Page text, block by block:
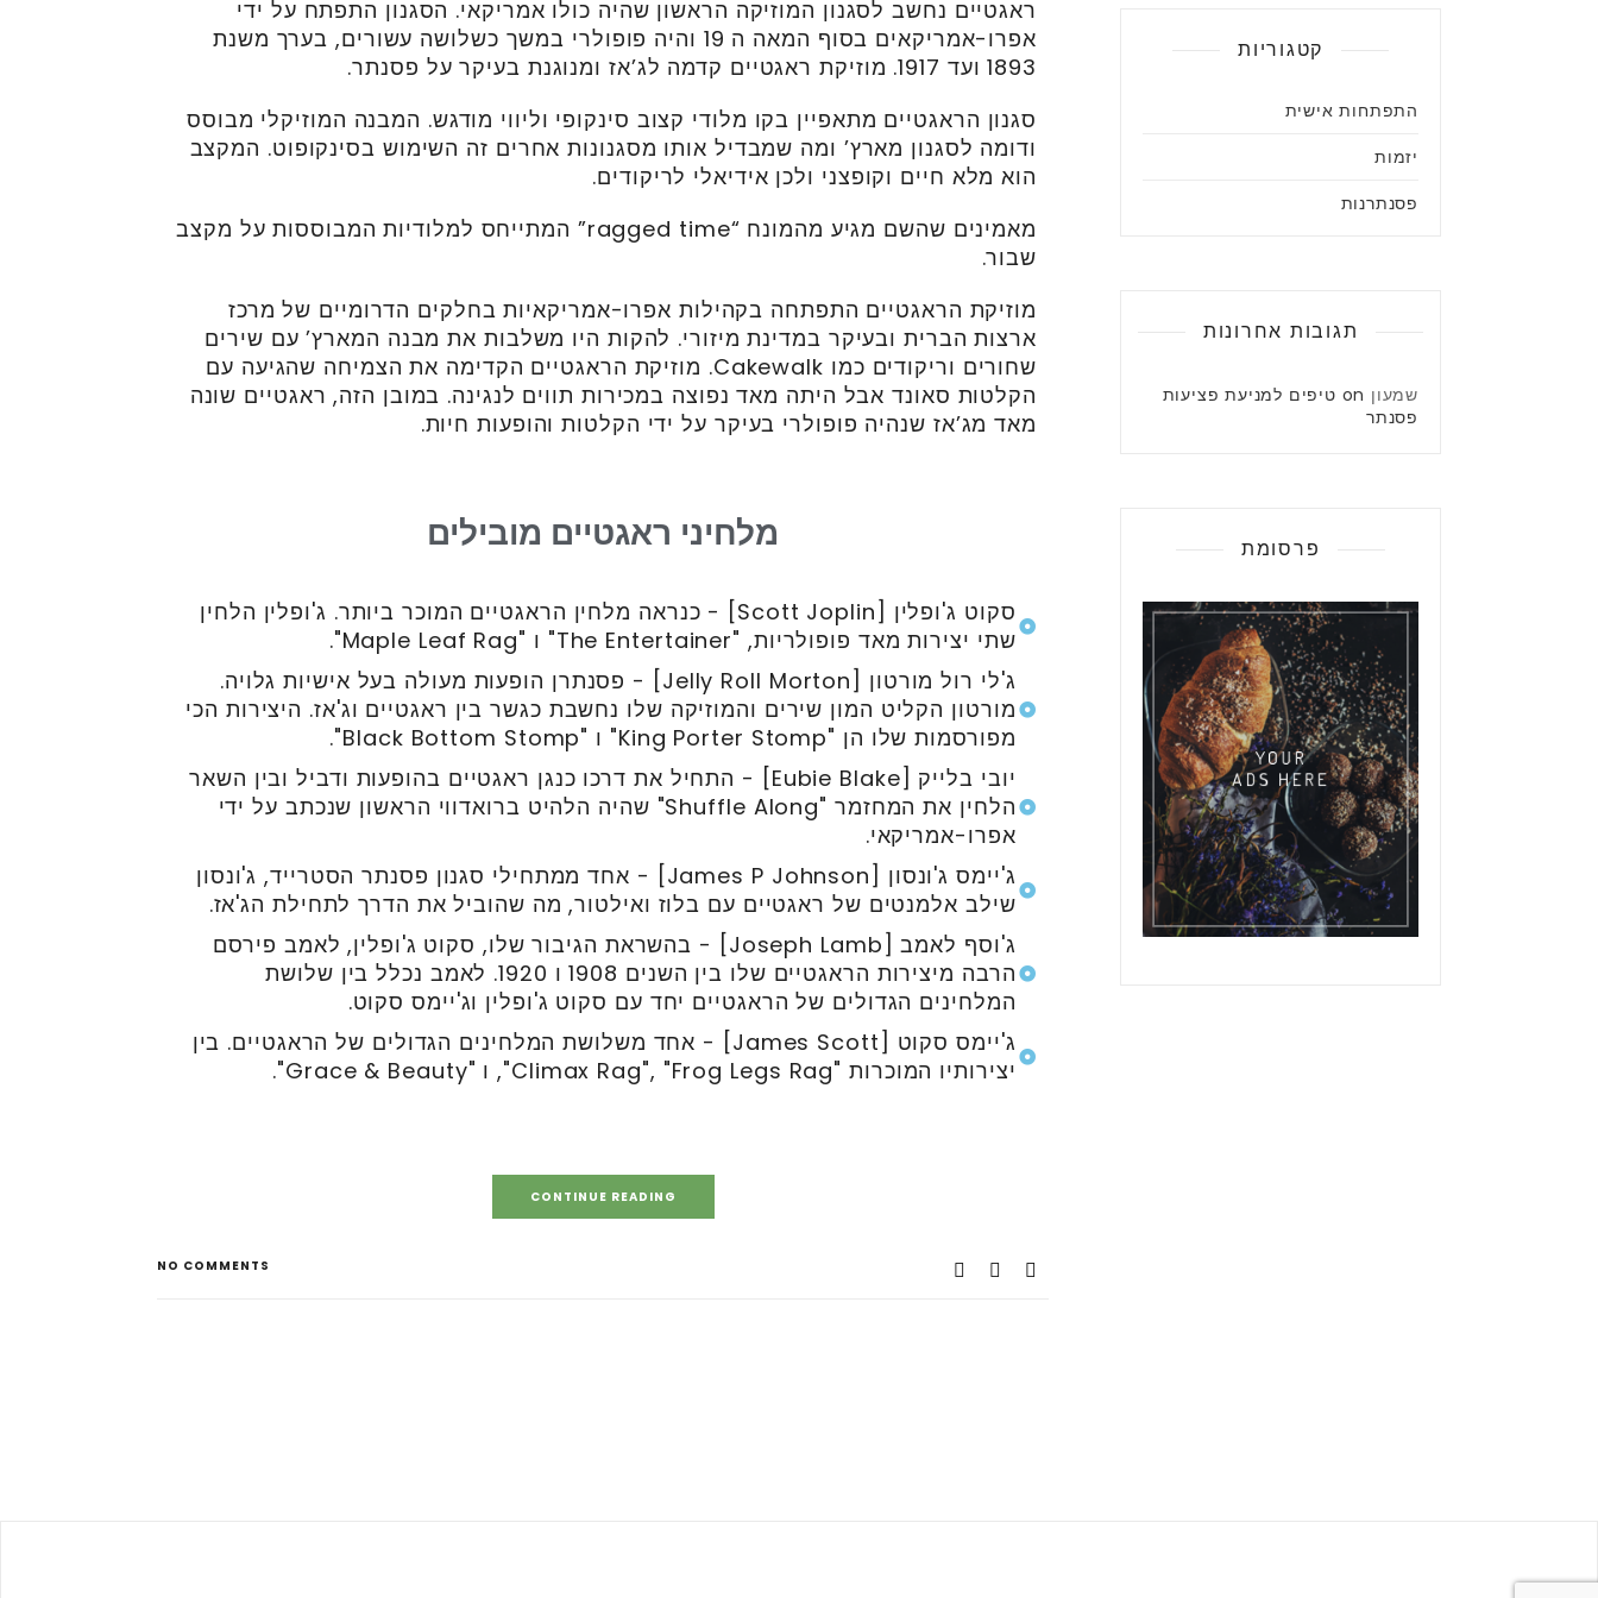
ראגטיים נחשב לסגנון המוזיקה הראשון שהיה כולו אמריקאי. הסגנון התפתח על ידי
אפרו-אמריקאים בסוף המאה ה 19 והיה פופולרי במשך כשלושה עשורים, בערך משנת
1893 ועד 1917. מוזיקת ראגטיים קדמה לג’אז ומנוגנת בעיקר על פסנתר.
סגנון הראגטיים מתאפיין בקו מלודי קצוב סינקופי וליווי מודגש. המבנה המוזיקלי מבוסס
ודומה לסגנון מארץ’ ומה שמבדיל אותו מסגנונות אחרים זה השימוש בסינקופוט. המקצב
הוא מלא חיים וקופצני ולכן אידיאלי לריקודים.
מאמינים שהשם מגיע מהמונח “ragged time” המתייחס למלודיות המבוססות על מקצב
שבור.
מוזיקת הראגטיים התפתחה בקהילות אפרו-אמריקאיות בחלקים הדרומיים של מרכז
ארצות הברית ובעיקר במדינת מיזורי. להקות היו משלבות את מבנה המארץ’ עם שירים
שחורים וריקודים כמו Cakewalk. מוזיקת הראגטיים הקדימה את הצמיחה שהגיעה עם
הקלטות סאונד אבל היתה מאד נפוצה במכירות תווים לנגינה. במובן הזה, ראגטיים שונה
מאד מג’אז שנהיה פופולרי בעיקר על ידי הקלטות והופעות חיות.
מלחיני ראגטיים מובילים
סקוט ג'ופלין [Scott Joplin] - כנראה מלחין הראגטיים המוכר ביותר. ג'ופלין הלחין
שתי יצירות מאד פופולריות, "The Entertainer" ו "Maple Leaf Rag".
ג'לי רול מורטון [Jelly Roll Morton] - פסנתרן הופעות מעולה בעל אישיות גלויה.
מורטון הקליט המון שירים והמוזיקה שלו נחשבת כגשר בין ראגטיים וג'אז. היצירות הכי
מפורסמות שלו הן "King Porter Stomp" ו "Black Bottom Stomp".
יובי בלייק [Eubie Blake] - התחיל את דרכו כנגן ראגטיים בהופעות ודביל ובין השאר
הלחין את המחזמר "Shuffle Along" שהיה הלהיט ברואדווי הראשון שנכתב על ידי
אפרו-אמריקאי.
ג'יימס ג'ונסון [James P Johnson] - אחד ממתחילי סגנון פסנתר הסטרייד, ג'ונסון
שילב אלמנטים של ראגטיים עם בלוז ואילטור, מה שהוביל את הדרך לתחילת הג'אז.
ג'וסף לאמב [Joseph Lamb] - בהשראת הגיבור שלו, סקוט ג'ופלין, לאמב פירסם
הרבה מיצירות הראגטיים שלו בין השנים 1908 ו 1920. לאמב נכלל בין שלושת
המלחינים הגדולים של הראגטיים יחד עם סקוט ג'ופלין וג'יימס סקוט.
ג'יימס סקוט [James Scott] - אחד משלושת המלחינים הגדולים של הראגטיים. בין
יצירותיו המוכרות "Climax Rag", "Frog Legs Rag", ו "Grace & Beauty".
CONTINUE READING
NO COMMENTS
קטגוריות
התפתחות אישית
יזמות
פסנתרנות
תגובות אחרונות
שמעון
טיפים למניעת פציעות
פסנתר
פרסומת